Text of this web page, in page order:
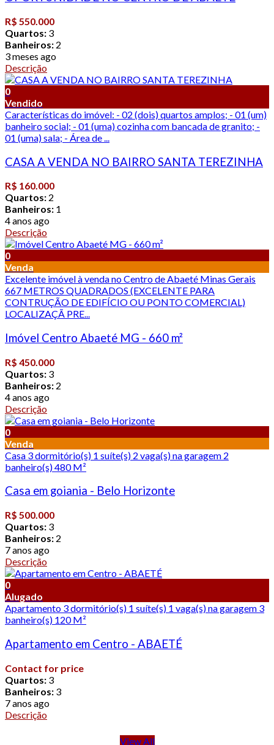
R$ 550.000
Quartos: 3
Banheiros: 2
3 meses ago
Descrição
0
Vendido
Características do imóvel: - 02 (dois) quartos amplos; - 01 (um)
banheiro social; - 01 (uma) cozinha com bancada de granito; -
01 (uma) sala; - Área de ...
CASA A VENDA NO BAIRRO SANTA TEREZINHA
R$ 160.000
Quartos: 2
Banheiros: 1
4 anos ago
Descrição
0
Venda
Excelente imóvel à venda no Centro de Abaeté Minas Gerais
667 METROS QUADRADOS (EXCELENTE PARA
CONTRUÇÃO DE EDIFÍCIO OU PONTO COMERCIAL)
LOCALIZAÇÃ PRE...
Imóvel Centro Abaeté MG - 660 m²
R$ 450.000
Quartos: 3
Banheiros: 2
4 anos ago
Descrição
0
Venda
Casa 3 dormitório(s) 1 suíte(s) 2 vaga(s) na garagem 2
banheiro(s) 480 M²
Casa em goiania - Belo Horizonte
R$ 500.000
Quartos: 3
Banheiros: 2
7 anos ago
Descrição
0
Alugado
Apartamento 3 dormitório(s) 1 suíte(s) 1 vaga(s) na garagem 3
banheiro(s) 120 M²
Apartamento em Centro - ABAETÉ
Contact for price
Quartos: 3
Banheiros: 3
7 anos ago
Descrição
View All